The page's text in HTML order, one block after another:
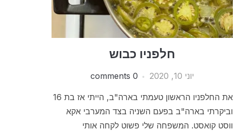
חלפניו כבוש
יוני 10, 2020 0 comments
את החלפניו הראשון טעמתי בארה"ב, הייתי אז בת 16
וביקרתי בארה"ב בפעם השניה בצד המערבי אקא
ווסט קואסט. המשפחה שלי פשוט לקחה אותי